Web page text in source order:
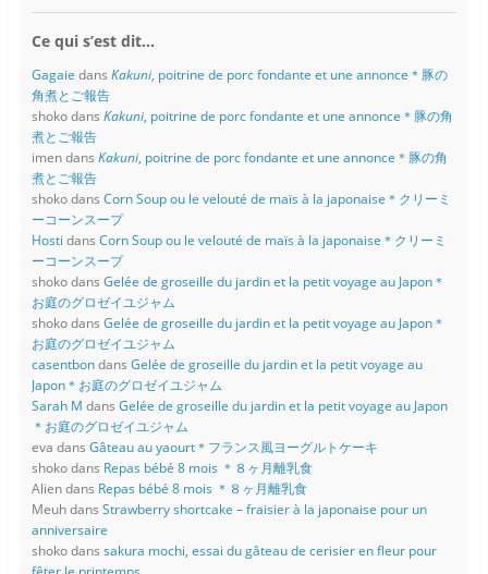
Ce qui s’est dit…
Gagaie dans Kakuni, poitrine de porc fondante et une annonce＊豚の
角煮とご報告
shokodans Kakuni, poitrine de porc fondante et une annonce＊豚の角
煮とご報告
imendans Kakuni, poitrine de porc fondante et une annonce＊豚の角
煮とご報告
shokodans Corn Soup ou le velouté de maïs à la japonaise＊クリーミ
ーコーンスープ
Hosti dans Corn Soup ou le velouté de maïs à la japonaise＊クリーミ
ーコーンスープ
shokodans Gelée de groseille du jardin et la petit voyage au Japon＊
お庭のグロゼイユジャム
shokodans Gelée de groseille du jardin et la petit voyage au Japon＊
お庭のグロゼイユジャム
casentbondans Gelée de groseille du jardin et la petit voyage au
Japon＊お庭のグロゼイユジャム
Sarah M dans Gelée de groseille du jardin et la petit voyage au Japon
＊お庭のグロゼイユジャム
eva dans Gâteau au yaourt＊フランス風ヨーグルトケーキ
shokodans Repas bébé 8 mois ＊８ヶ月離乳食
Aliendans Repas bébé 8 mois ＊８ヶ月離乳食
Meuhdans Strawberry shortcake – fraisier à la japonaise pour un
anniversaire
shokodans sakura mochi, essai du gâteau de cerisier en fleur pour